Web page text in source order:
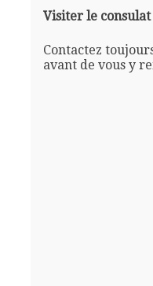
Visiter le consulat
Contactez
avant de vous y